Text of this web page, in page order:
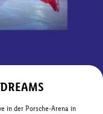
in der Porsche-Arena in